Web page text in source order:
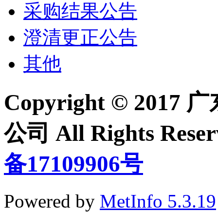
采购结果公告
澄清更正公告
其他
Copyright © 2017
公司 All Rights
备17109906号
Powered by MetInfo 5.3.19